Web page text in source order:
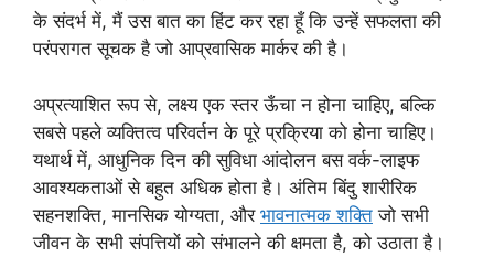
के संदर्भ में, मैं उस बात का हिंट कर रहा हूँ कि उन्हें सफलता की
परंपरागत सूचक है जो आप्रवासिक मार्कर की है।
अप्रत्याशित रूप से, लक्ष्य एक स्तर ऊँचा न होना चाहिए, बल्कि
सबसे पहले व्यक्तित्व परिवर्तन के पूरे प्रक्रिया को होना चाहिए।
यथार्थ में, आधुनिक दिन की सुविधा आंदोलन बस वर्क-लाइफ
आवश्यकताओं से बहुत अधिक होता है। अंतिम बिंदु शारीरिक
सहनशक्ति, मानसिक योग्यता, और भावनात्मक शक्ति जो सभी
जीवन के सभी संपत्तियों को संभालने की क्षमता है, को उठाता है।